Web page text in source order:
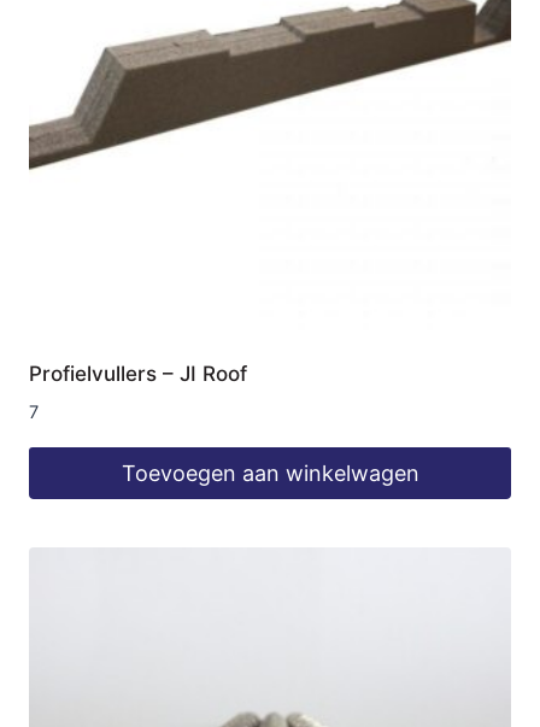
Profielvullers – JI Roof
7
Toevoegen aan winkelwagen